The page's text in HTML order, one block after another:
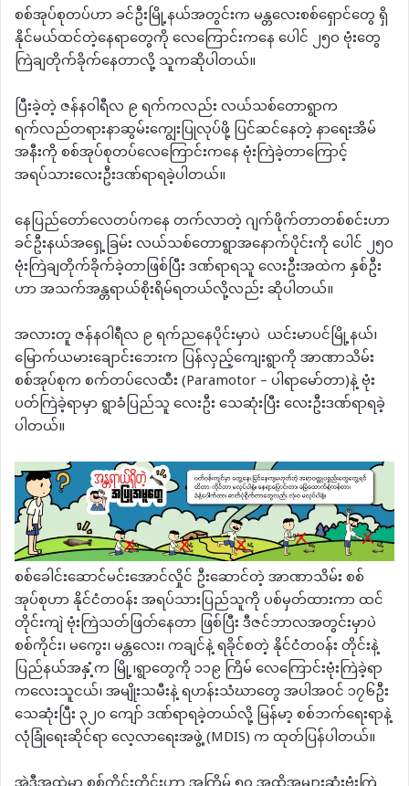
စစ်အုပ်စုတပ်ဟာ ခင်ဦးမြို့နယ်အတွင်းက မန္တလေးစစ်ရှောင်တွေ ရှိ
နိုင်မယ်ထင်တဲ့နေရာတွေကို လေကြောင်းကနေ ပေါင် ၂၅၀ ဗုံးတွေ
ကြဲချတိုက်ခိုက်နေတာလို့ သူကဆိုပါတယ်။
ပြီးခဲ့တဲ့ ဇန်နဝါရီလ ၉ ရက်ကလည်း လယ်သစ်တောရွာက
ရက်လည်တရားနာဆွမ်းကျွေးပြုလုပ်ဖို့ ပြင်ဆင်နေတဲ့ နာရေးအိမ်
အနီးကို စစ်အုပ်စုတပ်လေကြောင်းကနေ ဗုံးကြဲခဲ့တာကြောင့်
အရပ်သားလေးဦးဒဏ်ရာရခဲ့ပါတယ်။
နေပြည်တော်လေတပ်ကနေ တက်လာတဲ့ ဂျက်ဖိုက်တာတစ်စင်းဟာ
ခင်ဦးနယ်အရှေ့ခြမ်း လယ်သစ်တောရွာအနောက်ပိုင်းကို ပေါင် ၂၅၀
ဗုံးကြဲချတိုက်ခိုက်ခဲ့တာဖြစ်ပြီး ဒဏ်ရာရသူ လေးဦးအထဲက နှစ်ဦး
ဟာ အသက်အန္တရာယ်စိုးရိမ်ရတယ်လို့လည်း ဆိုပါတယ်။
အလားတူ ဇန်နဝါရီလ ၉ ရက်ညနေပိုင်းမှာပဲ ယင်းမာပင်မြို့နယ်၊
မြောက်ယမားချောင်းဘေးက ပြန်လှည့်ကျေးရွာကို အာဏာသိမ်း
စစ်အုပ်စုက စက်တပ်လေထီး (Paramotor – ပါရာမော်တာ)နဲ့ ဗုံး
ပတ်ကြဲခဲ့ရာမှာ ရွာခံပြည်သူ လေးဦး သေဆုံးပြီး လေးဦးဒဏ်ရာရခဲ့
ပါတယ်။
စစ်ခေါင်းဆောင်မင်းအောင်လှိုင် ဦးဆောင်တဲ့ အာဏာသိမ်း စစ်
အုပ်စုဟာ နိုင်ငံတဝန်း အရပ်သားပြည်သူကို ပစ်မှတ်ထားကာ ထင်
တိုင်းကျဲ ဗုံးကြဲသတ်ဖြတ်နေတာ ဖြစ်ပြီး ဒီဇင်ဘာလအတွင်းမှာပဲ
စစ်ကိုင်း၊ မကွေး၊ မန္တလေး၊ ကချင်နဲ့ ရခိုင်စတဲ့ နိုင်ငံတဝန်း တိုင်းနဲ့
ပြည်နယ်အနှံ့က မြို့၊ရွာတွေကို ၁၁၉ ကြိမ် လေကြောင်းဗုံးကြဲခဲ့ရာ
ကလေးသူငယ်၊ အမျိုးသမီးနဲ့ ရဟန်းသံဃာတွေ အပါအဝင် ၁၇၆ဦး
သေဆုံးပြီး ၃၂၀ ကျော် ဒဏ်ရာရခဲ့တယ်လို့ မြန်မာ့ စစ်ဘက်ရေးရာနဲ့
လုံခြုံရေးဆိုင်ရာ လေ့လာရေးအဖွဲ့ (MDIS) က ထုတ်ပြန်ပါတယ်။